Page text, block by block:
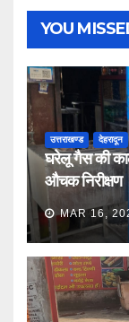
YOU
उत्तराखण्ड देहरादून
घरेलू गैस की
औचक निरीक्षण
MAR 16,